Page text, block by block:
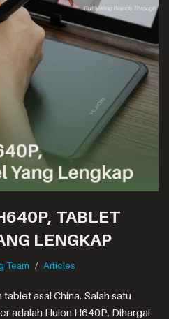
TABLET
LENGKAP
Team Articles
asal China. Salah satu
adalah Huion H640P. Dihargai